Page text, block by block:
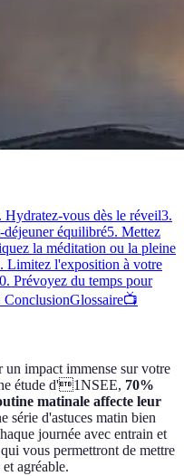
Hydratez-vous dès le réveil3.
équilibré5. Mettez
la méditation ou la pleine
Limitez l'exposition à votre
Prévoyez du temps pour
ConclusionGlossaire📺
impact immense sur votre
étude d'1NSEE, 70%
matinale affecte leur
série d'astuces matin bien
journée avec entrain et
vous permettront de mettre
agréable.